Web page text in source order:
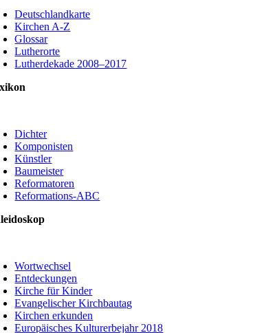
Deutschlandkarte
Kirchen A-Z
Glossar
Lutherorte
Lutherdekade 2008–2017
Dichter
Komponisten
Künstler
Baumeister
Reformatoren
Reformations-ABC
Wortwechsel
Entdeckungen
Kirche für Kinder
Evangelischer Kirchbautag
Kirchen erkunden
Europäisches Kulturerbejahr 2018